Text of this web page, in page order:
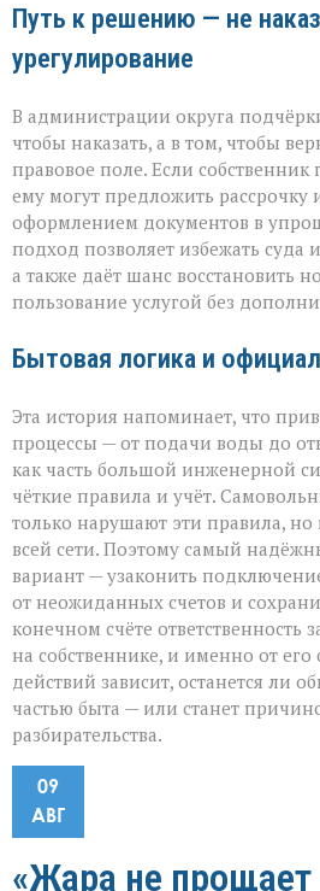
Путь к решению — не
урегулирование
В администрации округа
чтобы наказать, а в том, чтобы
правовое поле. Если собственник
ему могут предложить рассрочку
оформлением документов в
подход позволяет избежать
а также даёт шанс восстановить
пользование услугой без
Бытовая логика и
Эта история напоминает, что
процессы — от подачи воды до
как часть большой инженерной
чёткие правила и учёт.
только нарушают эти правила, но
всей сети. Поэтому самый
вариант — узаконить
от неожиданных счетов и
конечном счёте
на собственнике, и именно от
действий зависит, останется ли
частью быта — или станет
разбирательства.
09
АВГ
«Жара не прощает